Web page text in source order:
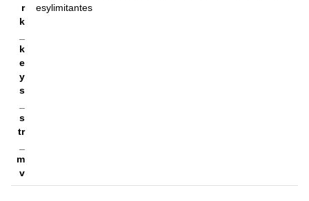
r
k
k
e
y
s
s
tr
m
v
esylimitantes